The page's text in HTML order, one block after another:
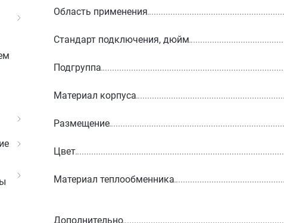
Область применения
Стандарт подключения, дюйм
Подгруппа
Материал корпуса
Размещение
Цвет
Материал теплообменника
Дополнительно